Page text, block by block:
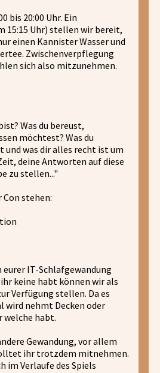
bis 20:00 Uhr. Ein
15:15 Uhr) stellen wir bereit,
einen Kannister Wasser und
Zwischenverpflegung
sich also mitzunehmen.
Was du bereust,
möchtest? Was du
und was dir alles recht ist um
deine Antworten auf diese
zu stellen..."
Con stehen:
eurer IT-Schlafgewandung
keine habt können wir als
Verfügung stellen. Da es
wird nehmt Decken oder
habt.
Gewandung, vor allem
ihr trotzdem mitnehmen.
im Verlaufe des Spiels